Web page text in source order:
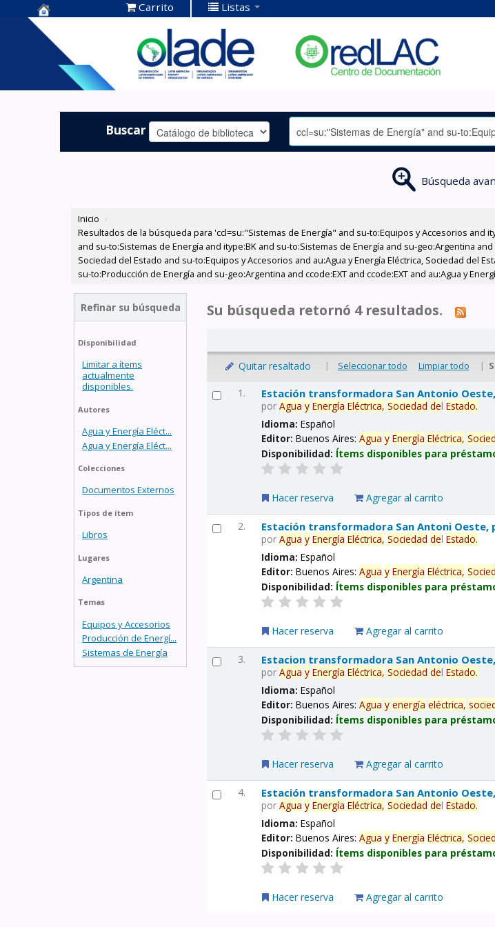
Centro de
Documentación
OLADE -
Carrito Listas
Buscar
Búsqueda
Inicio ›
Resultados de la búsqueda para 'ccl=su:"Sistemas de Energía" and su-to:Equipos y Accesorios and
and su-to:Sistemas de Energía and itype:BK and su-to:Sistemas de Energía and su-geo:Argentina
Sociedad del Estado and su-to:Equipos y Accesorios and au:Agua y Energía Eléctrica, Sociedad del
su-to:Producción de Energía and su-geo:Argentina and ccode:EXT and ccode:EXT and au:Agua y
Refinar su búsqueda
Disponibilidad
Limitar a ítems
actualmente
disponibles.
Autores
Agua y Energía Eléct...
Agua y Energía Eléct...
Colecciones
Documentos Externos
Tipos de ítem
Libros
Lugares
Argentina
Temas
Equipos y Accesorios
Producción de Energí...
Sistemas de Energía
Su búsqueda retornó 4 resultados.
Quitar resaltado | Seleccionar todo Limpiar todo |
1. Estación transformadora San Antonio
porAgua y Energía Eléctrica, Sociedad delEstado.
Idioma:Español
Editor:Buenos Aires:Agua y Energía Eléctrica,
Disponibilidad: Ítems disponibles para
Hacer reserva Agregar al carrito
2. Estación transformadora San Antoni Oeste,
porAgua y Energía Eléctrica, Sociedad delEstado.
Idioma:Español
Editor:Buenos Aires:Agua y Energía Eléctrica,
Disponibilidad: Ítems disponibles para
Hacer reserva Agregar al carrito
3. Estacion transformadora San Antonio
porAgua y Energía Eléctrica, Sociedad delEstado.
Idioma:Español
Editor:Buenos Aires:Agua y energía eléctrica,
Disponibilidad: Ítems disponibles para
Hacer reserva Agregar al carrito
4. Estación transformadora San Antonio
porAgua y Energía Eléctrica, Sociedad delEstado.
Idioma:Español
Editor:Buenos Aires:Agua y Energía Eléctrica,
Disponibilidad: Ítems disponibles para
Hacer reserva Agregar al carrito